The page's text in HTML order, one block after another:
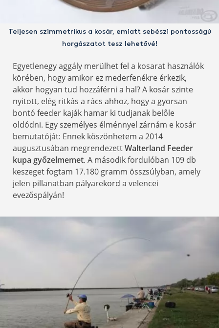
Teljesen szimmetrikus a kosár, emiatt sebészi pontosságú
horgászatot tesz lehetővé!
Egyetlenegy aggály merülhet fel a kosarat használók
körében, hogy amikor ez mederfenékre érkezik,
akkor hogyan tud hozzáférni a hal? A kosár szinte
nyitott, elég ritkás a rács ahhoz, hogy a gyorsan
bontó feeder kaják hamar ki tudjanak belőle
oldódni. Egy személyes élménnyel zárnám e kosár
bemutatóját: Ennek köszönhetem a 2014
augusztusában megrendezettWalterland Feeder
kupa győzelmemet. A második fordulóban 109 db
keszeget fogtam 17.180 gramm összsúlyban, amely
jelen pillanatban pályarekord a velencei
evezőspályán!